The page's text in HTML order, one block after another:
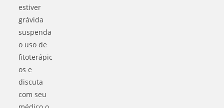
estiver
grávida
suspenda
o uso de
fitoterápic
os e
discuta
com seu